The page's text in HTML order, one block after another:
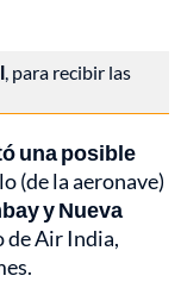
, para recibir las
una posible
(de la aeronave)
y Nueva
de Air India,